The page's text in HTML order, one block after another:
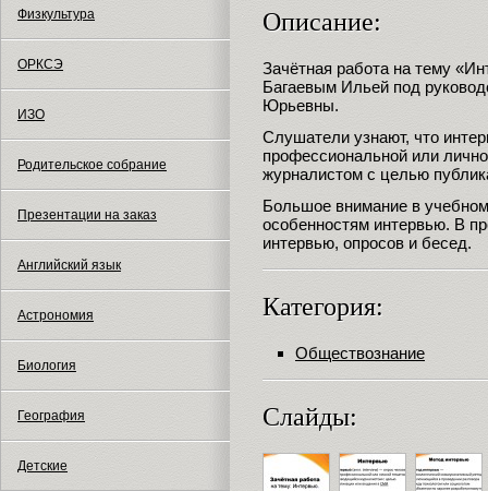
Физкультура
ОРКСЭ
ИЗО
Родительское собрание
Презентации на заказ
Английский язык
Астрономия
Биология
География
Детские
Описание:
Зачётная работа на тему
Багаевым Ильей под
Юрьевны.
Слушатели узнают, что
профессиональной или
журналистом с целью
Большое внимание в
особенностям интервью. В
интервью, опросов и бесед.
Категория:
Обществознание
Слайды: